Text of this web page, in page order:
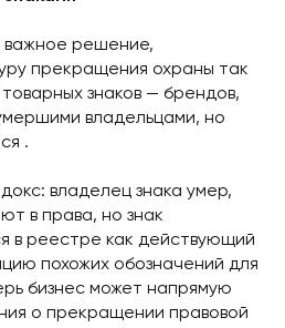
важное решение,
прекращения охраны так
знаков — брендов,
владельцами, но
.
владелец знака умер,
в права, но знак
в реестре как действующий
похожих обозначений для
бизнес может напрямую
о прекращении правовой